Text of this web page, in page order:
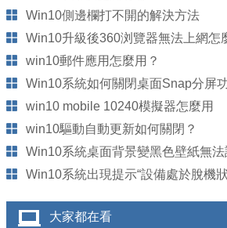
Win10側邊欄打不開的解決方法
Win10升級後360浏覽器無法上網怎
win10郵件應用怎麼用？
Win10系統如何關閉桌面Snap分屏
win10 mobile 10240模擬器怎麼用
win10驅動自動更新如何關閉？
Win10系統桌面背景變黑色壁紙無
Win10系統出現提示“設備處於脫機
大家都在看